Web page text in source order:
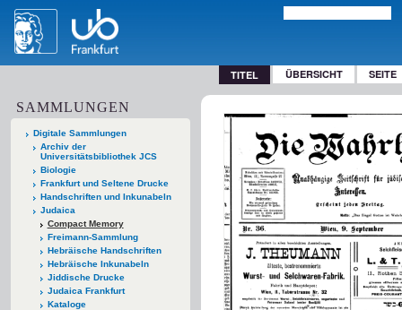
TITEL ÜBERSICHT SEITE
SAMMLUNGEN
Digitale Sammlungen
Archiv der
Universitätsbibliothek JCS
Biologie
Frankfurt und Seltene Drucke
Handschriften und Inkunabeln
Judaica
Compact Memory
Freimann-Sammlung
Hebräische Handschriften
Hebräische Inkunabeln
Jiddische Drucke
Judaica Frankfurt
Kataloge